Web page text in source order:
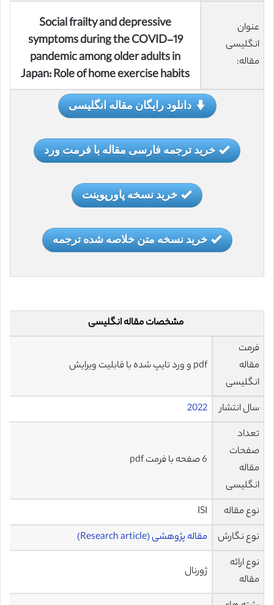
عنوان
انگلیسی
مقاله:
Social frailty and depressive
symptoms during the COVID-19
pandemic among older adults in
Japan: Role of home exercise habits
دانلود رایگان مقاله انگلیسی
خرید ترجمه فارسی مقاله با فرمت ورد
خرید نسخه پاورپوینت
خرید نسخه متن خلاصه شده ترجمه
مشخصات مقاله انگلیسی
فرمت
مقاله
انگلیسی
pdf و ورد تایپ شده با قابلیت ویرایش
سال انتشار
2022
تعداد
صفحات
مقاله
انگلیسی
6 صفحه با فرمت pdf
نوع مقاله
ISI
نوع نگارش
مقاله پژوهشی (Research article)
نوع ارائه
مقاله
ژورنال